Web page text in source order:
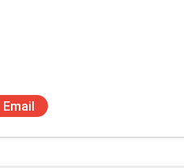
Email